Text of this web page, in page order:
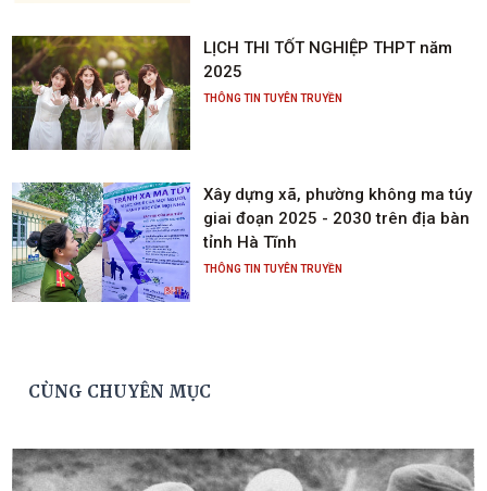
LỊCH THI TỐT NGHIỆP THPT năm
2025
THÔNG TIN TUYÊN TRUYỀN
Xây dựng xã, phường không ma túy
giai đoạn 2025 - 2030 trên địa bàn
tỉnh Hà Tĩnh
THÔNG TIN TUYÊN TRUYỀN
CÙNG CHUYÊN MỤC